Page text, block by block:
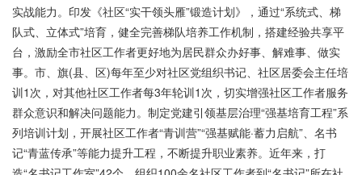
实战能力。印发《社区“实干领头雁”锻造计划》，通过“系统式、梯
队式、立体式”培育，健全完善梯队培养工作机制，搭建经验共享平
台，激励全市社区工作者更好地为居民群众办好事、解难事、做实
事。市、旗(县、区)每年至少对社区党组织书记、社区居委会主任培
训1次，对其他社区工作者每3年轮训1次，切实增强社区工作者服务
群众意识和解决问题能力。制定党建引领基层治理“强基培育工程”系
列培训计划，开展社区工作者“青训营”“强基赋能·蓄力启航”、名书
记“青蓝传承”等能力提升工程，不断提升职业素养。近年来，打